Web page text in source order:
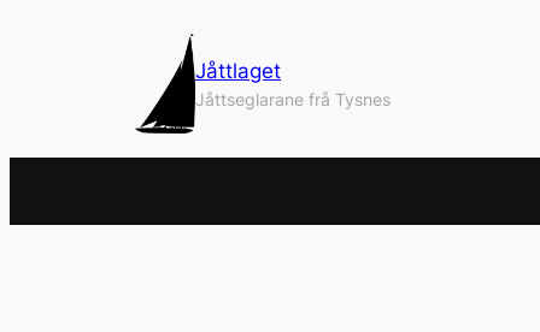
Jåttlaget
Jåttseglarane frå Tysnes